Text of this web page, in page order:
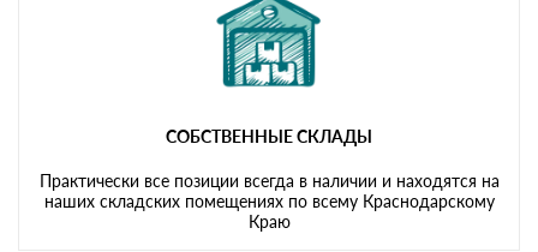
СОБСТВЕННЫЕ СКЛАДЫ
Практически все позиции всегда в наличии и находятся на
наших складских помещениях по всему Краснодарскому
Краю